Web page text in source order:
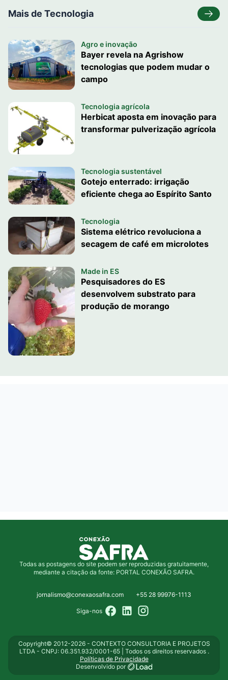
Mais de Tecnologia
Agro e inovação
Bayer revela na Agrishow
tecnologias que podem mudar o
campo
Tecnologia agrícola
Herbicat aposta em inovação para
transformar pulverização agrícola
Tecnologia sustentável
Gotejo enterrado: irrigação
eficiente chega ao Espírito Santo
Tecnologia
Sistema elétrico revoluciona a
secagem de café em microlotes
Made in ES
Pesquisadores do ES
desenvolvem substrato para
produção de morango
Todas as postagens do site podem ser reproduzidas gratuitamente,
mediante a citação da fonte: PORTAL CONEXÃO SAFRA.
jornalismo@conexaosafra.com +55 28 99976-1113
Siga-nos
Copyright© 2012-2026 - CONTEXTO CONSULTORIA E PROJETOS
LTDA - CNPJ: 06.351.932/0001-65 | Todos os direitos reservados .
Políticas de Privacidade
Desenvolvido por